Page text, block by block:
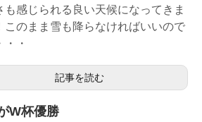
も感じられる良い天候になってきま
このまま雪も降らなければいいので
・・
記事を読む
W杯優勝